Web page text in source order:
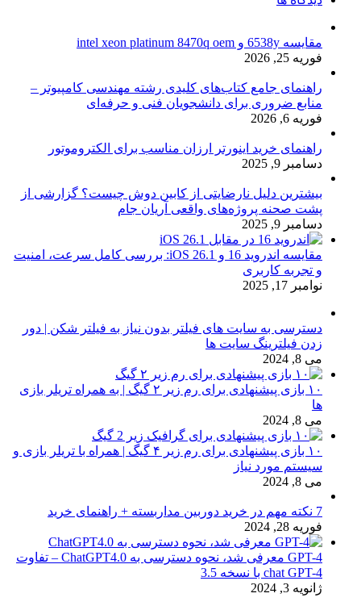
مقایسه 6538y و intel xeon platinum 8470q oem
فوریه 25, 2026
راهنمای جامع کتاب‌های کلیدی رشته مهندسی کامپیوتر –
منابع ضروری برای دانشجویان فنی و حرفه‌ای
فوریه 6, 2026
راهنمای خرید اینورتر ارزان مناسب برای الکتروموتور
دسامبر 9, 2025
بیشترین دلیل نارضایتی از کابین دوش چیست؟ گزارشی از
پشت صحنه پروژه‌های واقعی آریان جام
دسامبر 9, 2025
مقایسه اندروید 16 و iOS 26.1: بررسی کامل سرعت، امنیت
و تجربه کاربری
نوامبر 17, 2025
دسترسی به سایت های فیلتر بدون نیاز به فیلتر شکن | دور
زدن فیلترینگ سایت ها
می 8, 2024
۱۰ بازی پیشنهادی برای رم زیر ۲ گیگ | به همراه تریلر بازی
ها
می 8, 2024
۱۰ بازی پیشنهادی برای رم زیر ۴ گیگ | همراه با تریلر بازی و
سیستم مورد نیاز
می 8, 2024
7 نکته مهم در خرید دوربین مداربسته + راهنمای خرید
فوریه 28, 2024
GPT-4 معرفی شد، نحوه دسترسی به ChatGPT4.0 – تفاوت
chat GPT-4 با نسخه 3.5
ژانویه 3, 2024